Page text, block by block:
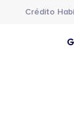
Crédito